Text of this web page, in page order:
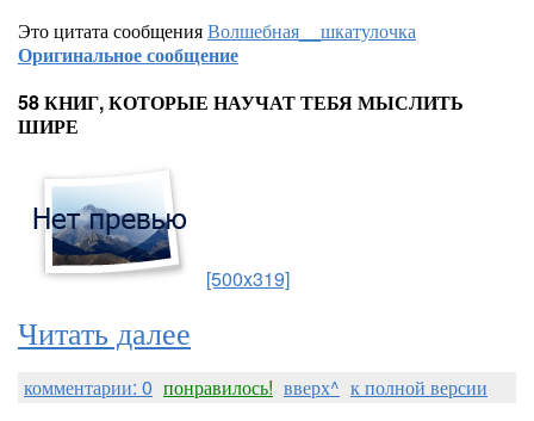
Это цитата сообщенияВолшебная__шкатулочка
Оригинальное сообщение
58 КНИГ, КОТОРЫЕ НАУЧАТ ТЕБЯ МЫСЛИТЬ
ШИРЕ
[500x319]
Читать далее
комментарии: 0 понравилось! вверх^ к полной версии